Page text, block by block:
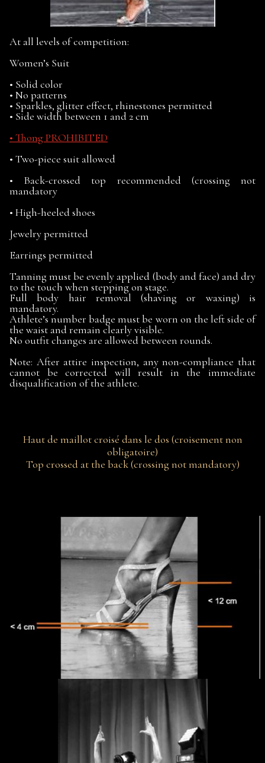
At all levels of competition:
Women’s Suit
• Solid color
• No patterns
• Sparkles, glitter effect, rhinestones permitted
• Side width between 1 and 2 cm
• Thong PROHIBITED
• Two-piece suit allowed
• Back-crossed top recommended (crossing not
mandatory
• High-heeled shoes
Jewelry permitted
Earrings permitted
Tanning must be evenly applied (body and face) and dry
to the touch when stepping on stage.
Full body hair removal (shaving or waxing) is
mandatory.
Athlete’s number badge must be worn on the left side of
the waist and remain clearly visible.
No outfit changes are allowed between rounds.
Note: After attire inspection, any non-compliance that
cannot be corrected will result in the immediate
disqualification of the athlete.
Haut de maillot croisé dans le dos (croisement non
obligatoire)
Top crossed at the back (crossing not mandatory)